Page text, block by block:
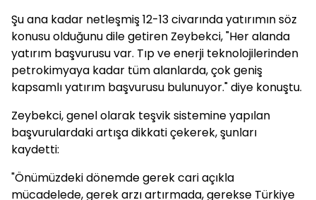
Şu ana kadar netleşmiş 12-13 civarında yatırımın söz
konusu olduğunu dile getiren Zeybekci, "Her alanda
yatırım başvurusu var. Tıp ve enerji teknolojilerinden
petrokimyaya kadar tüm alanlarda, çok geniş
kapsamlı yatırım başvurusu bulunuyor." diye konuştu.
Zeybekci, genel olarak teşvik sistemine yapılan
başvurulardaki artışa dikkati çekerek, şunları
kaydetti:
"Önümüzdeki dönemde gerek cari açıkla
mücadelede, gerek arzı artırmada, gerekse Türkiye